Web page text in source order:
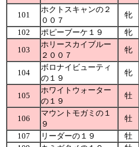
101
ホクトスキャンの２
００７
牝
102
ポピーブーケ１９ 牝
103
ホリースカイブルー
２００７
牝
104
ボロナイビューティ
の１９
牝
105
ホワイトウォーター
の１９
牡
106
マウントモガミの１
９
牡
107
リーダーの１９ 牡